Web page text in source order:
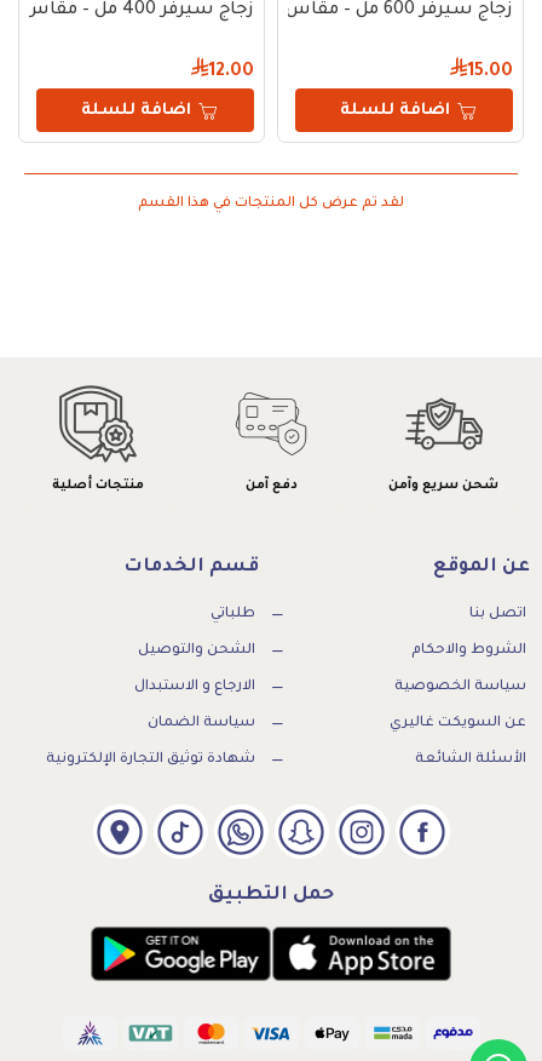
زجاج سيرفر 600 مل – مقاس 02
15.00
اضافة للسلة
زجاج سيرفر 400 مل – مقاس 01
12.00
اضافة للسلة
لقد تم عرض كل المنتجات في هذا القسم
شحن سريع وآمن دفع آمن منتجات أصلية
عن الموقع
اتصل بنا
الشروط والاحكام
سياسة الخصوصية
عن السويكت غاليري
الأسئلة الشائعة
قسم الخدمات
طلباتي
الشحن والتوصيل
الارجاع و الاستبدال
سياسة الضمان
شهادة توثيق التجارة الإلكترونية
حمل التطبيق